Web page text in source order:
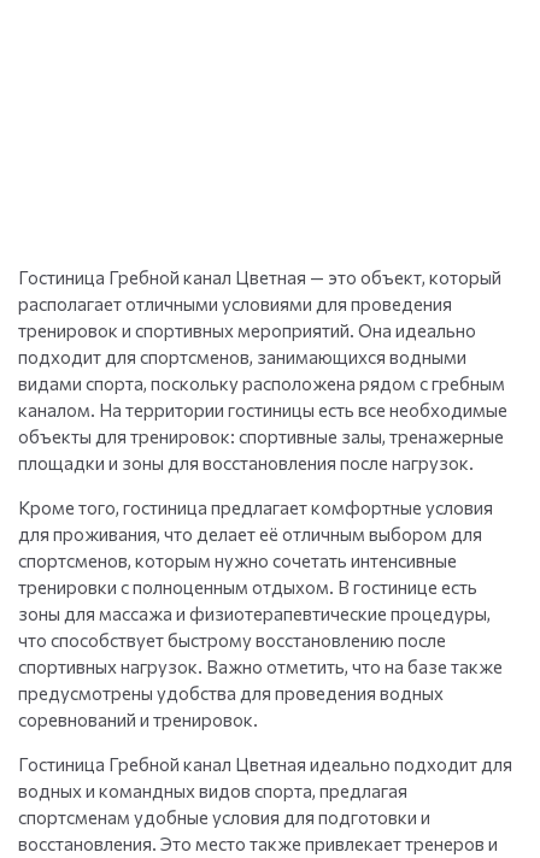
Гостиница Гребной канал Цветная — это объект, который
располагает отличными условиями для проведения
тренировок и спортивных мероприятий. Она идеально
подходит для спортсменов, занимающихся водными
видами спорта, поскольку расположена рядом с гребным
каналом. На территории гостиницы есть все необходимые
объекты для тренировок: спортивные залы, тренажерные
площадки и зоны для восстановления после нагрузок.
Кроме того, гостиница предлагает комфортные условия
для проживания, что делает её отличным выбором для
спортсменов, которым нужно сочетать интенсивные
тренировки с полноценным отдыхом. В гостинице есть
зоны для массажа и физиотерапевтические процедуры,
что способствует быстрому восстановлению после
спортивных нагрузок. Важно отметить, что на базе также
предусмотрены удобства для проведения водных
соревнований и тренировок.
Гостиница Гребной канал Цветная идеально подходит для
водных и командных видов спорта, предлагая
спортсменам удобные условия для подготовки и
восстановления. Это место также привлекает тренеров и